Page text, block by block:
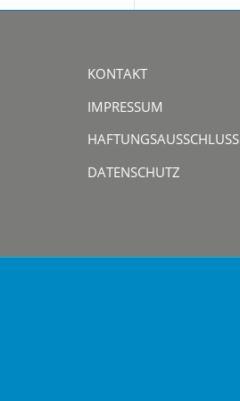
KONTAKT
IMPRESSUM
HAFTUNGSAUSSCHLUSS
DATENSCHUTZ